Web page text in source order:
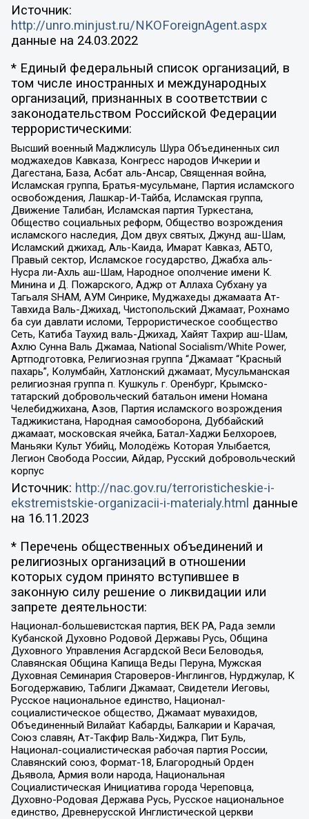
Источник:
http://unro.minjust.ru/NKOForeignAgent.aspx
данные на 24.03.2022
* Единый федеральный список организаций, в
том числе иностранных и международных
организаций, признанных в соответствии с
законодательством Российской Федерации
террористическими:
Высший военный Маджлисуль Шура Объединенных сил
моджахедов Кавказа, Конгресс народов Ичкерии и
Дагестана, База, Асбат аль-Ансар, Священная война,
Исламская группа, Братья-мусульмане, Партия исламского
освобождения, Лашкар-И-Тайба, Исламская группа,
Движение Талибан, Исламская партия Туркестана,
Общество социальных реформ, Общество возрождения
исламского наследия, Дом двух святых, Джунд аш-Шам,
Исламский джихад, Аль-Каида, Имарат Кавказ, АБТО,
Правый сектор, Исламское государство, Джабха аль-
Нусра ли-Ахль аш-Шам, Народное ополчение имени К.
Минина и Д. Пожарского, Аджр от Аллаха Субхану уа
Тагьаля SHAM, АУМ Синрике, Муджахеды джамаата Ат-
Тавхида Валь-Джихад, Чистопольский Джамаат, Рохнамо
ба суи давлати исломи, Террористическое сообщество
Сеть, Катиба Таухид валь-Джихад, Хайят Тахрир аш-Шам,
Ахлю Сунна Валь Джамаа, National Socialism/White Power,
Артподготовка, Религиозная группа “Джамаат “Красный
пахарь”, Колумбайн, Хатлонский джамаат, Мусульманская
религиозная группа п. Кушкуль г. Оренбург, Крымско-
татарский добровольческий батальон имени Номана
Челебиджихана, Азов, Партия исламского возрождения
Таджикистана, Народная самооборона, Дуббайский
джамаат, московская ячейка, Батал-Хаджи Белхороев,
Маньяки Культ Убийц, Молодёжь Которая Улыбается,
Легион Свобода России, Айдар, Русский добровольческий
корпус
Источник: http://nac.gov.ru/terroristicheskie-i-
ekstremistskie-organizacii-i-materialy.html данные
на 16.11.2023
* Перечень общественных объединений и
религиозных организаций в отношении
которых судом принято вступившее в
законную силу решение о ликвидации или
запрете деятельности:
Национал-большевистская партия, ВЕК РА, Рада земли
Кубанской Духовно Родовой Державы Русь, Община
Духовного Управления Асгардской Веси Беловодья,
Славянская Община Капища Веды Перуна, Мужская
Духовная Семинария Староверов-Инглингов, Нурджулар, К
Богодержавию, Таблиги Джамаат, Свидетели Иеговы,
Русское национальное единство, Национал-
социалистическое общество, Джамаат мувахидов,
Объединенный Вилайат Кабарды, Балкарии и Карачая,
Союз славян, Ат-Такфир Валь-Хиджра, Пит Буль,
Национал-социалистическая рабочая партия России,
Славянский союз, Формат-18, Благородный Орден
Дьявола, Армия воли народа, Национальная
Социалистическая Инициатива города Череповца,
Духовно-Родовая Держава Русь, Русское национальное
единство, Древнерусской Инглистической церкви